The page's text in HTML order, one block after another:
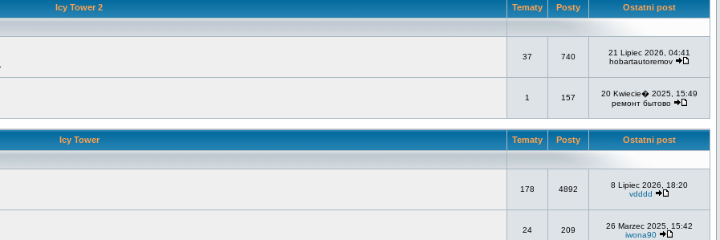
Icy Tower 2 Tematy Posty Ostatni post
37 740
21 Lipiec 2026, 04:41
hobartautoremov
1 157
20 Kwiecie� 2025, 15:49
ремонт бытово
Icy Tower Tematy Posty Ostatni post
178 4892
8 Lipiec 2026, 18:20
vdddd
24 209
26 Marzec 2025, 15:42
iwona90